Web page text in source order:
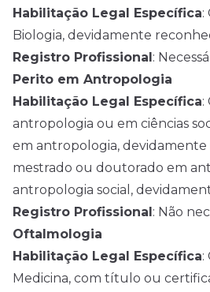
Habilitação Legal Específica:
Biologia, devidamente
Registro Profissional :
Perito em Antropologia
Habilitação Legal Específica:
antropologia ou em ciências
em antropologia, devidamente
mestrado ou doutorado em
antropologia social,
Registro Profissional : Não
Oftalmologia
Habilitação Legal Específica:
Medicina, com título ou